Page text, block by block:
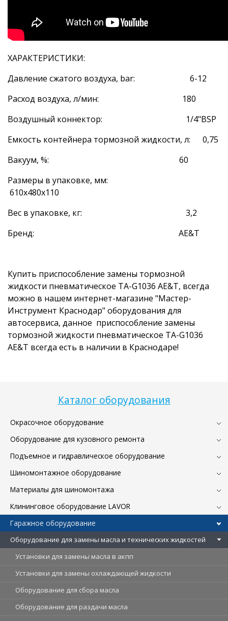
Каталог оборудования
Окрасочное оборудование
Оборудование для кузовного ремонта
Подъемное и гидравлическое оборудование
Шиномонтажное оборудование
Материалы для шиномонтажа
Клининговое оборудование LAVOR
Гаражное оборудование
Оборудование для замены масла и технических жидкостей
Установки для замены масла в акпп
Установки для замены охлаждающей жидкости
Оборудование для сбора масла
Оборудование для раздачи масла
ХАРАКТЕРИСТИКИ:
Давление сжатого воздуха, bar: 6-12
Расход воздуха, л/мин: 180
Воздушный коннектор: 1/4"BSP
Емкость контейнера тормозной жидкости, л: 0,75
Вакуум, %: 60
Размеры в упаковке, мм:
610х480х110
Вес в упаковке, кг: 3,2
Бренд: AE&T
Купить приспособление замены тормозной
жидкости пневматическое TA-G1036 AE&T, всегда
можно в нашем интернет-магазине "Мастер-
Инструмент Краснодар" оборудования для
автосервиса, данное приспособление замены
тормозной жидкости пневматическое TA-G1036
AE&T всегда есть в наличии в Краснодаре!